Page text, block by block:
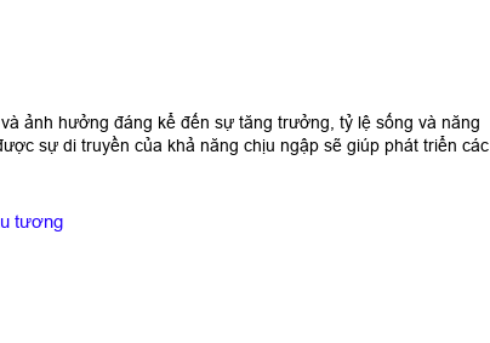
ảnh hưởng đáng kể đến sự tăng trưởng, tỷ lệ sống và năng
sự di truyền của khả năng chịu ngập sẽ giúp phát triển các
tương